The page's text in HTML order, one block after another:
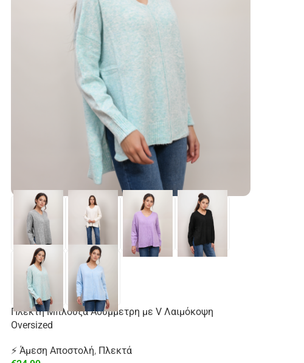
Πλεκτή Μπλούζα Ασύμμετρη με V Λαιμόκοψη
Oversized
⚡ Άμεση Αποστολή, Πλεκτά